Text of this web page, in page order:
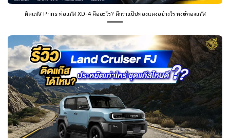
ติดแก๊ส Prins ท่อแก๊ส XD-4 คืออะไร? ดีกว่าแป๊ปทองแดงอย่างไร หงษ์ทองแก๊ส